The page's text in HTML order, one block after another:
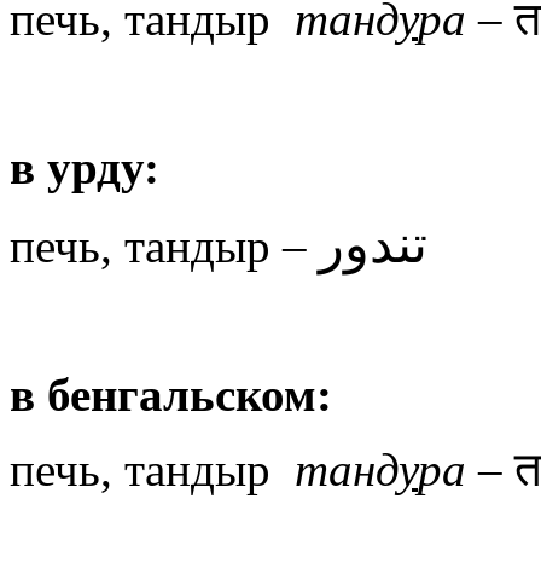
печь, тандыр тандура –
в урду:
печь, тандыр – تندور
в бенгальском:
печь, тандыр тандура –